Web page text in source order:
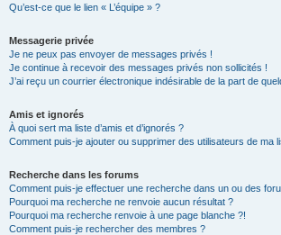
Qu’est-ce que le lien « L’équipe » ?
Messagerie privée
Je ne peux pas envoyer de messages privés !
Je continue à recevoir des messages privés non sollicités !
J’ai reçu un courrier électronique indésirable de la part de
Amis et ignorés
À quoi sert ma liste d’amis et d’ignorés ?
Comment puis-je ajouter ou supprimer des utilisateurs de ma
Recherche dans les forums
Comment puis-je effectuer une recherche dans un ou des
Pourquoi ma recherche ne renvoie aucun résultat ?
Pourquoi ma recherche renvoie à une page blanche ?!
Comment puis-je rechercher des membres ?